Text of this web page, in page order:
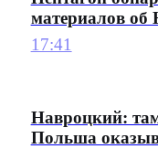
материалов
17:41
Навроцкий:
Польша